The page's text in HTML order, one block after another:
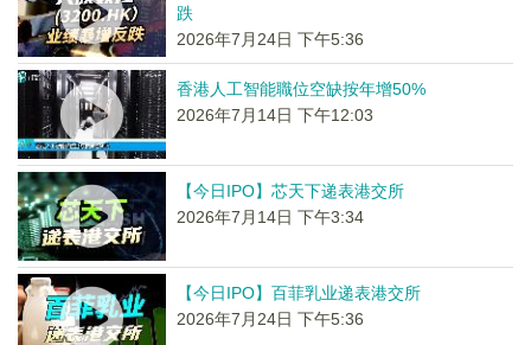
跌
2026年7月24日 下午5:36
香港人工智能職位空缺按年增50%
2026年7月14日 下午12:03
【今日IPO】芯天下递表港交所
2026年7月14日 下午3:34
【今日IPO】百菲乳业递表港交所
2026年7月24日 下午5:36